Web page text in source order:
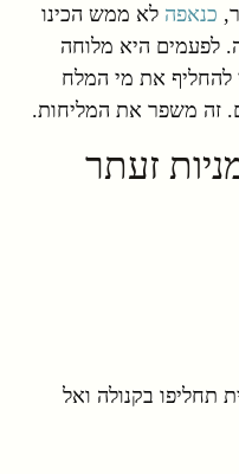
כנאפה לא ממש הכינו
לפעמים היא מלוחה
להחליף את מי המלח
זה משפר את המליחות.
לכ-24 לחמניות זעתר
תחליפו בקנולה ואל